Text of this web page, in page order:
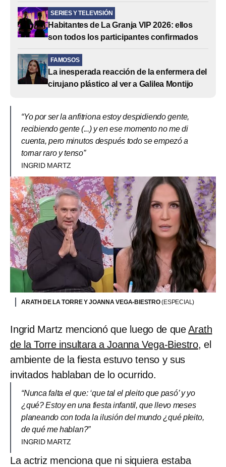
SERIES Y TELEVISIÓN
Habitantes de La Granja VIP 2026: ellos
son todos los participantes confirmados
FAMOSOS
La inesperada reacción de la enfermera del
cirujano plástico al ver a Galilea Montijo
“Yo por ser la anfitriona estoy despidiendo gente,
recibiendo gente (...) y en ese momento no me di
cuenta, pero minutos después todo se empezó a
tornar raro y tenso”
INGRID MARTZ
ARATH DE LA TORRE Y JOANNA VEGA-BIESTRO(ESPECIAL)
Ingrid Martz mencionó que luego de queArath
de la Torre insultara a Joanna Vega-Biestro, el
ambiente de la fiesta estuvo tenso y sus
invitados hablaban de lo ocurrido.
“Nunca falta el que: ‘que tal el pleito que pasó’ y yo
¿qué? Estoy en una fiesta infantil, que llevo meses
planeando con toda la ilusión del mundo ¿qué pleito,
de qué me hablan?”
INGRID MARTZ
La actriz menciona que ni siquiera estaba